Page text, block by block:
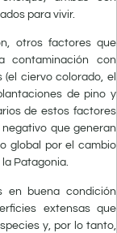
para vivir.
otros factores que
contaminación con
ciervo colorado, el
de pino y
de estos factores
que generan
global por el cambio
Patagonia.
en buena condición
extensas que
y, por lo tanto,